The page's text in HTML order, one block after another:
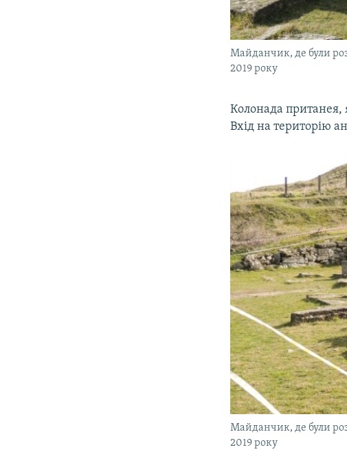
Майданчик, де були
2019 року
Колонада пританея,
Вхід на територію
Майданчик, де були
2019 року